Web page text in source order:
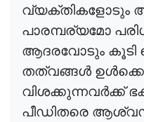
വ്യക്തികളോടും
പാരമ്പര്യമോ
ആദരവോടും കൂടി
തത്വങ്ങൾ
വിശക്കുന്നവർക്ക്
പീഡിതരെ